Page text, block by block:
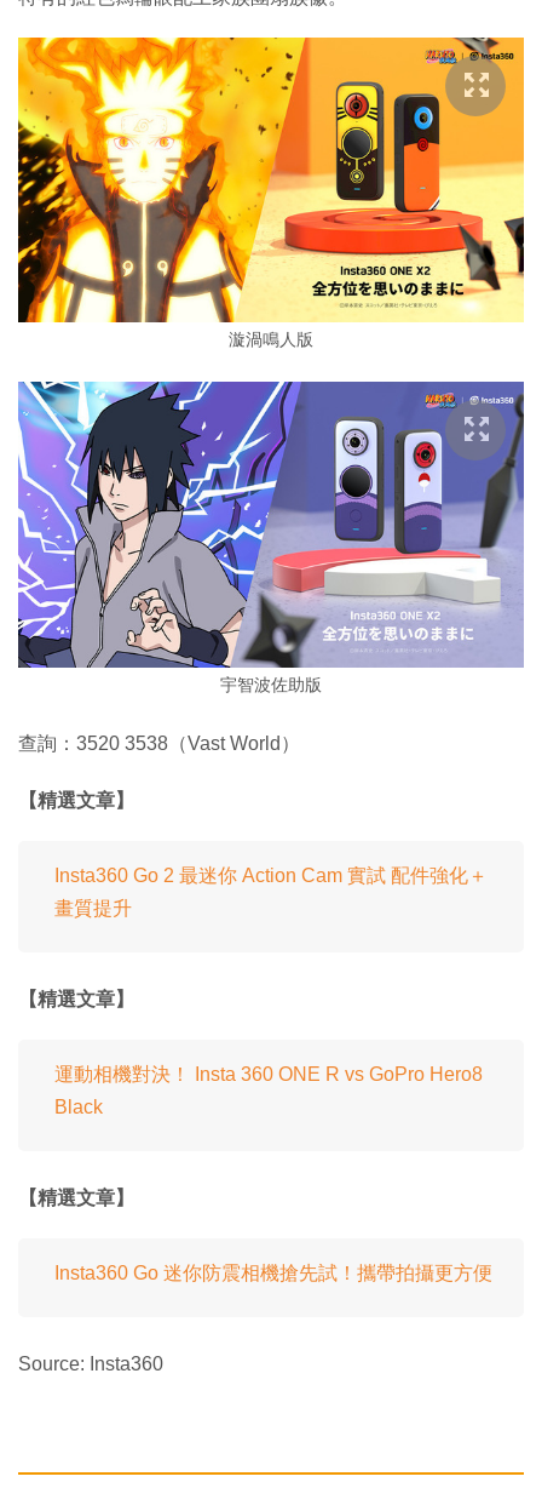
漩渦鳴人版
宇智波佐助版
查詢：3520 3538（Vast World）
【精選文章】
Insta360 Go 2 最迷你 Action Cam 實試 配件強化＋
畫質提升
【精選文章】
運動相機對決！ Insta 360 ONE R vs GoPro Hero8
Black
【精選文章】
Insta360 Go 迷你防震相機搶先試！攜帶拍攝更方便
Source: Insta360